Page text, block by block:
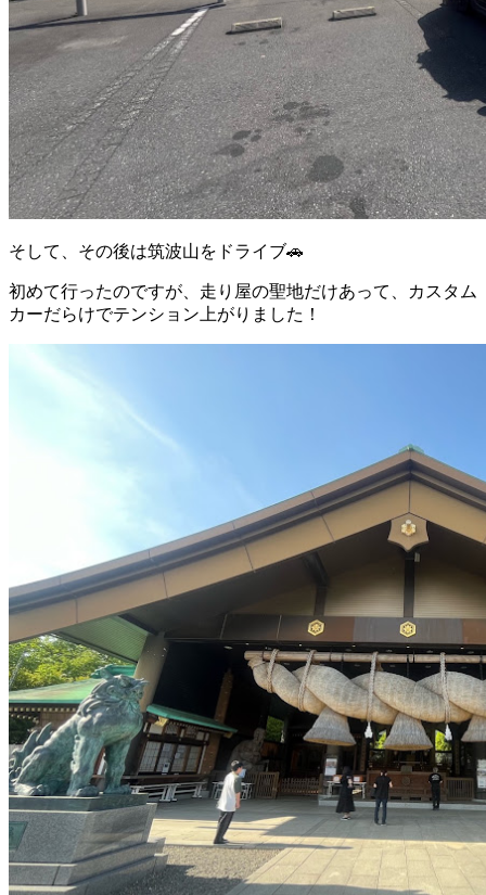
そして、その後は筑波山をドライブ🚗
初めて行ったのですが、走り屋の聖地だけあって、カスタム
カーだらけでテンション上がりました！